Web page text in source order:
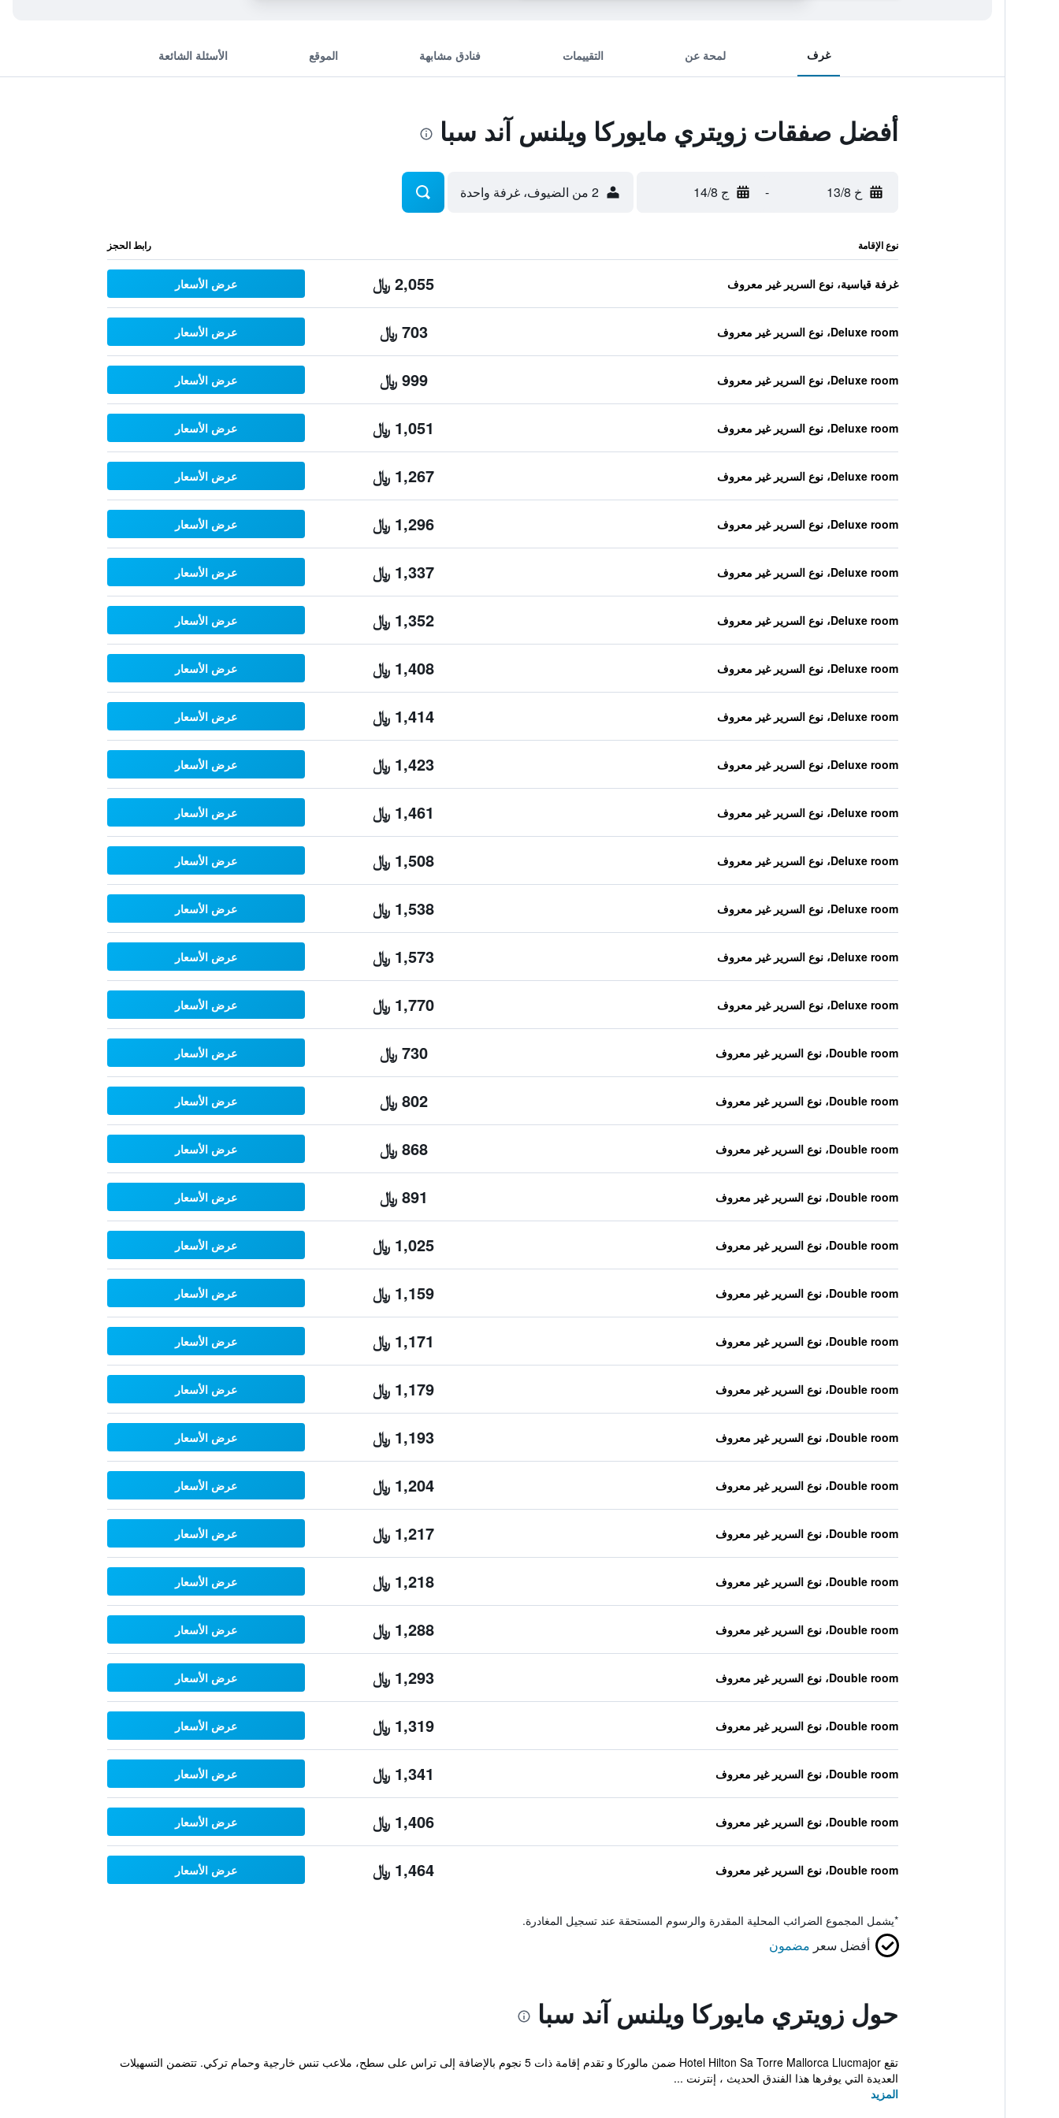
غرف لمحة عن التقييمات فنادق مشابهة الموقع الأسئلة الشائعة
أفضل صفقات زويتري مايوركا ويلنس آند سبا
خ 13/8 - ج 14/8 2 من الضيوف، غرفة واحدة
نوع الإقامة رابط الحجز
غرفة قياسية، نوع السرير غير معروف 2,055 ﷼ عرض الأسعار
Deluxe room، نوع السرير غير معروف 703 ﷼ عرض الأسعار
Deluxe room، نوع السرير غير معروف 999 ﷼ عرض الأسعار
Deluxe room، نوع السرير غير معروف 1,051 ﷼ عرض الأسعار
Deluxe room، نوع السرير غير معروف 1,267 ﷼ عرض الأسعار
Deluxe room، نوع السرير غير معروف 1,296 ﷼ عرض الأسعار
Deluxe room، نوع السرير غير معروف 1,337 ﷼ عرض الأسعار
Deluxe room، نوع السرير غير معروف 1,352 ﷼ عرض الأسعار
Deluxe room، نوع السرير غير معروف 1,408 ﷼ عرض الأسعار
Deluxe room، نوع السرير غير معروف 1,414 ﷼ عرض الأسعار
Deluxe room، نوع السرير غير معروف 1,423 ﷼ عرض الأسعار
Deluxe room، نوع السرير غير معروف 1,461 ﷼ عرض الأسعار
Deluxe room، نوع السرير غير معروف 1,508 ﷼ عرض الأسعار
Deluxe room، نوع السرير غير معروف 1,538 ﷼ عرض الأسعار
Deluxe room، نوع السرير غير معروف 1,573 ﷼ عرض الأسعار
Deluxe room، نوع السرير غير معروف 1,770 ﷼ عرض الأسعار
Double room، نوع السرير غير معروف 730 ﷼ عرض الأسعار
Double room، نوع السرير غير معروف 802 ﷼ عرض الأسعار
Double room، نوع السرير غير معروف 868 ﷼ عرض الأسعار
Double room، نوع السرير غير معروف 891 ﷼ عرض الأسعار
Double room، نوع السرير غير معروف 1,025 ﷼ عرض الأسعار
Double room، نوع السرير غير معروف 1,159 ﷼ عرض الأسعار
Double room، نوع السرير غير معروف 1,171 ﷼ عرض الأسعار
Double room، نوع السرير غير معروف 1,179 ﷼ عرض الأسعار
Double room، نوع السرير غير معروف 1,193 ﷼ عرض الأسعار
Double room، نوع السرير غير معروف 1,204 ﷼ عرض الأسعار
Double room، نوع السرير غير معروف 1,217 ﷼ عرض الأسعار
Double room، نوع السرير غير معروف 1,218 ﷼ عرض الأسعار
Double room، نوع السرير غير معروف 1,288 ﷼ عرض الأسعار
Double room، نوع السرير غير معروف 1,293 ﷼ عرض الأسعار
Double room، نوع السرير غير معروف 1,319 ﷼ عرض الأسعار
Double room، نوع السرير غير معروف 1,341 ﷼ عرض الأسعار
Double room، نوع السرير غير معروف 1,406 ﷼ عرض الأسعار
Double room، نوع السرير غير معروف 1,464 ﷼ عرض الأسعار
*يشمل المجموع الضرائب المحلية المقدرة والرسوم المستحقة عند تسجيل المغادرة.
أفضل سعر مضمون
حول زويتري مايوركا ويلنس آند سبا
تقع Hotel Hilton Sa Torre Mallorca Llucmajor ضمن مالوركا و تقدم إقامة ذات 5 نجوم بالإضافة إلى تراس على سطح، ملاعب تنس خارجية وحمام تركي. تتضمن التسهيلات
العديدة التي يوفرها هذا الفندق الحديث ، إنترنت ...
المزيد